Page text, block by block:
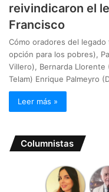
reivindicaron el
Francisco
Cómo oradores del
opción para los pobres),
Villero), Bernarda
Telam) Enrique Palmeyro
Leer más »
Columnistas